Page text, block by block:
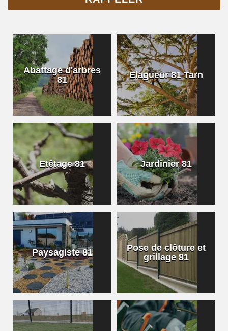
Abattage d'arbres
81
Elagueur 81 Tarn
Etêtage 81 Jardinier 81
Paysagiste 81
Pose de clôture et
grillage 81